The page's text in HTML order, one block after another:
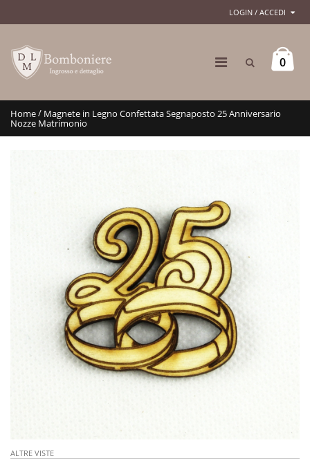
LOGIN / ACCEDI
0
Home/ Magnete in Legno Confettata Segnaposto 25 Anniversario
Nozze Matrimonio
ALTRE VISTE